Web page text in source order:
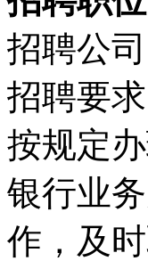
招聘公
招聘要
按规定
银行业
作，及